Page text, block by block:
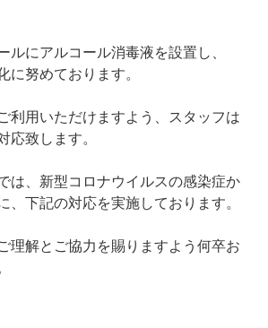
ルにアルコール消毒液を設置し、
に努めております。
利用いただけますよう、スタッフは
応致します。
は、新型コロナウイルスの感染症か
、下記の対応を実施しております。
理解とご協力を賜りますよう何卒お